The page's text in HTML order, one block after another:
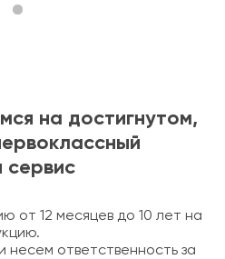
на достигнутом,
от 12 месяцев до 10 лет на
несем ответственность за